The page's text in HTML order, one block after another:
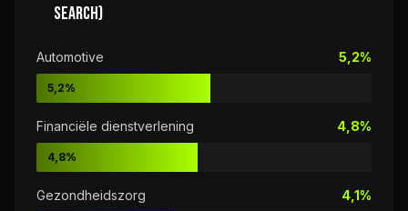
SEARCH)
Automotive 5,2%
5,2%
Financiële dienstverlening 4,8%
4,8%
Gezondheidszorg 4,1%